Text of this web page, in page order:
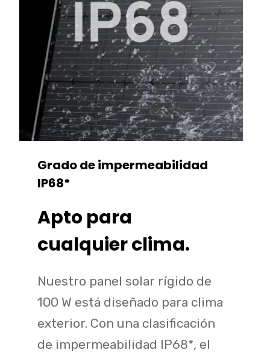
Grado de impermeabilidad
IP68*
Apto para
cualquier clima.
Nuestro panel solar rígido de
100 W está diseñado para clima
exterior. Con una clasificación
de impermeabilidad IP68*, el